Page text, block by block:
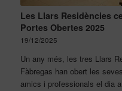
Les Llars Residències
Portes Obertes 2025
19/12/2025
Un any més, les tres Llars
Fàbregas han obert les
amics i professionals el dia